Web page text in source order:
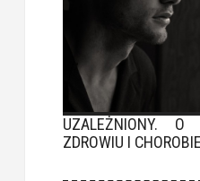
UZALEŻNIONY.
ZDROWIU I CHOROBIE